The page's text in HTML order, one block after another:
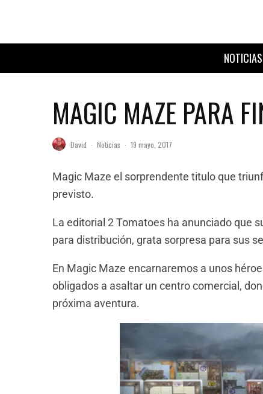
NOTICIAS
MAGIC MAZE PARA
David · Noticias · 19 mayo, 2017
Magic Maze el sorprendente titulo que
previsto.
La editorial 2 Tomatoes ha anunciado que
para distribución, grata sorpresa para sus
En Magic Maze encarnaremos a unos
obligados a asaltar un centro comercial,
próxima aventura.